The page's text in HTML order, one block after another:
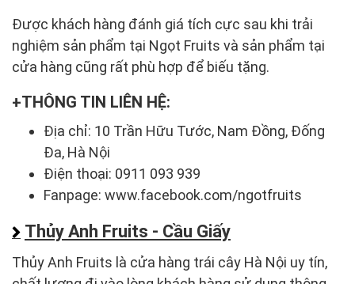
Được khách hàng đánh giá tích cực sau khi trải
nghiệm sản phẩm tại Ngọt Fruits và sản phẩm tại
cửa hàng cũng rất phù hợp để biếu tặng.
THÔNG TIN LIÊN HỆ:
Địa chỉ: 10 Trần Hữu Tước, Nam Đồng, Đống
Đa, Hà Nội
Điện thoại: 0911 093 939
Fanpage: www.facebook.com/ngotfruits
Thủy Anh Fruits - Cầu Giấy
Thủy Anh Fruits là cửa hàng trái cây Hà Nội uy tín,